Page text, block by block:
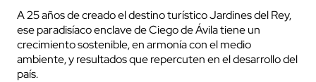
A 25 años de creado el destino turístico Jardines del Rey,
ese paradisíaco enclave de Ciego de Ávila tiene un
crecimiento sostenible, en armonía con el medio
ambiente, y resultados que repercuten en el desarrollo del
país.